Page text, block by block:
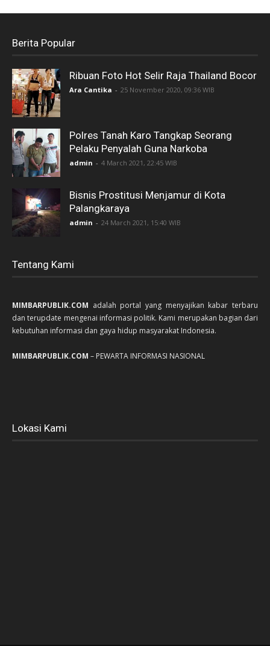
Berita Popular
Ribuan Foto Hot Selir Raja Thailand Bocor
Ara Cantika - 25 November 2020, 09:36 WIB
Polres Tanah Karo Tangkap Seorang
Pelaku Penyalah Guna Narkoba
admin - 4 March 2021, 22:45 WIB
Bisnis Prostitusi Menjamur di Kota
Palangkaraya
admin - 24 March 2021, 15:40 WIB
Tentang Kami
MIMBARPUBLIK.COM adalah portal yang menyajikan kabar terbaru
dan terupdate mengenai informasi politik. Kami merupakan bagian dari
kebutuhan informasi dan gaya hidup masyarakat Indonesia.
MIMBARPUBLIK.COM – PEWARTA INFORMASI NASIONAL
Lokasi Kami